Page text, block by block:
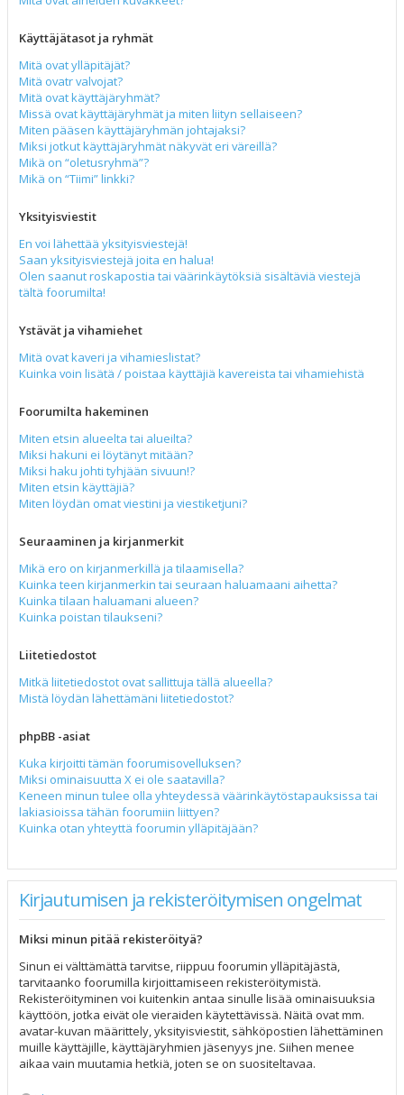
Käyttäjätasot ja ryhmät
Mitä ovat ylläpitäjät?
Mitä ovatr valvojat?
Mitä ovat käyttäjäryhmät?
Missä ovat käyttäjäryhmät ja miten liityn sellaiseen?
Miten pääsen käyttäjäryhmän johtajaksi?
Miksi jotkut käyttäjäryhmät näkyvät eri väreillä?
Mikä on “oletusryhmä”?
Mikä on “Tiimi” linkki?
Yksityisviestit
En voi lähettää yksityisviestejä!
Saan yksityisviestejä joita en halua!
Olen saanut roskapostia tai väärinkäytöksiä sisältäviä viestejä
tältä foorumilta!
Ystävät ja vihamiehet
Mitä ovat kaveri ja vihamieslistat?
Kuinka voin lisätä / poistaa käyttäjiä kavereista tai vihamiehistä
Foorumilta hakeminen
Miten etsin alueelta tai alueilta?
Miksi hakuni ei löytänyt mitään?
Miksi haku johti tyhjään sivuun!?
Miten etsin käyttäjiä?
Miten löydän omat viestini ja viestiketjuni?
Seuraaminen ja kirjanmerkit
Mikä ero on kirjanmerkillä ja tilaamisella?
Kuinka teen kirjanmerkin tai seuraan haluamaani aihetta?
Kuinka tilaan haluamani alueen?
Kuinka poistan tilaukseni?
Liitetiedostot
Mitkä liitetiedostot ovat sallittuja tällä alueella?
Mistä löydän lähettämäni liitetiedostot?
phpBB -asiat
Kuka kirjoitti tämän foorumisovelluksen?
Miksi ominaisuutta X ei ole saatavilla?
Keneen minun tulee olla yhteydessä väärinkäytöstapauksissa tai
lakiasioissa tähän foorumiin liittyen?
Kuinka otan yhteyttä foorumin ylläpitäjään?
Kirjautumisen ja rekisteröitymisen ongelmat
Miksi minun pitää rekisteröityä?
Sinun ei välttämättä tarvitse, riippuu foorumin ylläpitäjästä,
tarvitaanko foorumilla kirjoittamiseen rekisteröitymistä.
Rekisteröityminen voi kuitenkin antaa sinulle lisää ominaisuuksia
käyttöön, jotka eivät ole vieraiden käytettävissä. Näitä ovat mm.
avatar-kuvan määrittely, yksityisviestit, sähköpostien lähettäminen
muille käyttäjille, käyttäjäryhmien jäsenyys jne. Siihen menee
aikaa vain muutamia hetkiä, joten se on suositeltavaa.